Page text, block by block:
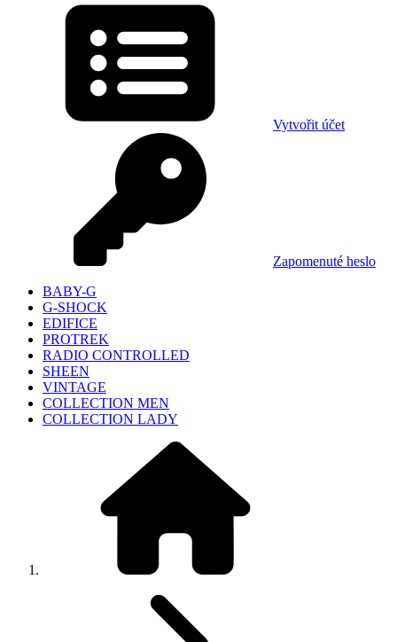
Vytvořit účet
Zapomenuté heslo
BABY-G
G-SHOCK
EDIFICE
PROTREK
RADIO CONTROLLED
SHEEN
VINTAGE
COLLECTION MEN
COLLECTION LADY